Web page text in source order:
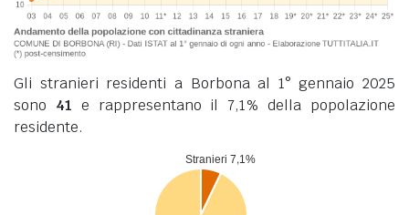
Gli stranieri residenti a Borbona al 1° gennaio 2025
sono 41 e rappresentano il 7,1% della popolazione
residente.